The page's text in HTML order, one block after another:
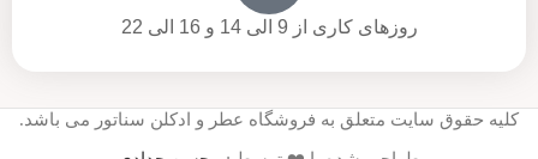
روزهای کاری از 9 الی 14 و 16 الی 22
کلیه حقوق سایت متعلق به فروشگاه عطر و ادکلن سناتور می باشد.